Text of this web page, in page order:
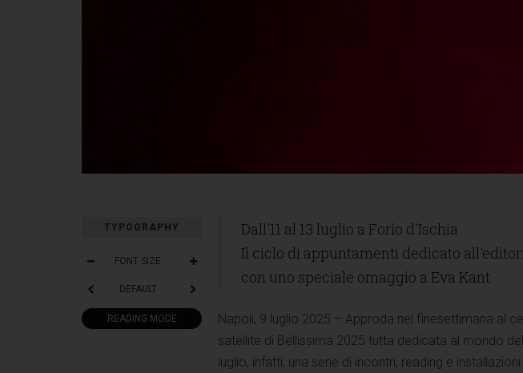
TYPOGRAPHY
FONT SIZE
DEFAULT
READING MODE
Dall'11 al 13 luglio a Forio d'Ischia
Il ciclo di appuntamenti dedicato
con uno speciale omaggio a Eva Kant
Napoli, 9 luglio 2025 – Approda nel finesettimana al
satellite di Bellissima 2025 tutta dedicata al mondo
luglio, infatti, una serie di incontri, reading e